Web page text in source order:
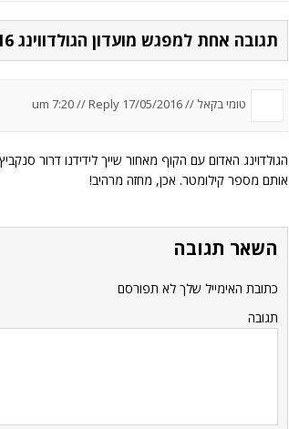
תגובה אחת למפגש מועדון הגולדווינג 2016 (V)
טומי בקאל //17/05/2016 um 7:20
//Reply
אותם מספר קילומטר. אכן, מחזה מרהיב!
השאר תגובה
כתובת האימייל שלך לא תפורסם
תגובה